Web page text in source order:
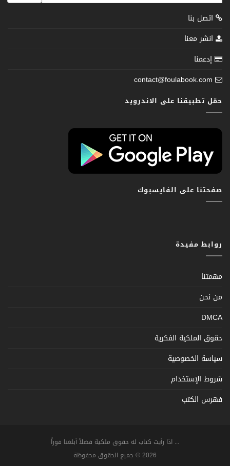
اتصل بنا
انشر معنا
إدعمنا
contact@foulabook.com
حمّل تطبيقنا على الاندرويد
صفحتنا على الفايسبوك
روابط مفيدة
مهمتنا
من نحن
DMCA
حقوق الملكية الفكرية
سياسة الخصوصية
شروط الإستخدام
فهرس الكتب
... اذا رأيت كتاب له حقوق ملكية فضلاً أبلغنا فوراً
2026 © جميع الحقوق محفوظة